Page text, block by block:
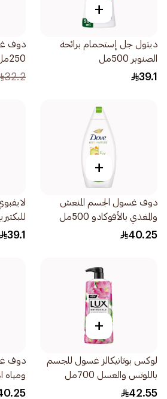
+
ديتول جل إستحمام برائحة
الصنوبر 500مل
39.1
دوف
250مل
32.2
+
دوف غسول الجسم المنعش
والمغذي بالأفوكادو 500مل
40.25
39.1
+
لوكس بوتانيكالز غسول للجسم
باللوتس والعسل 700مل
42.55
دوف
ومياه